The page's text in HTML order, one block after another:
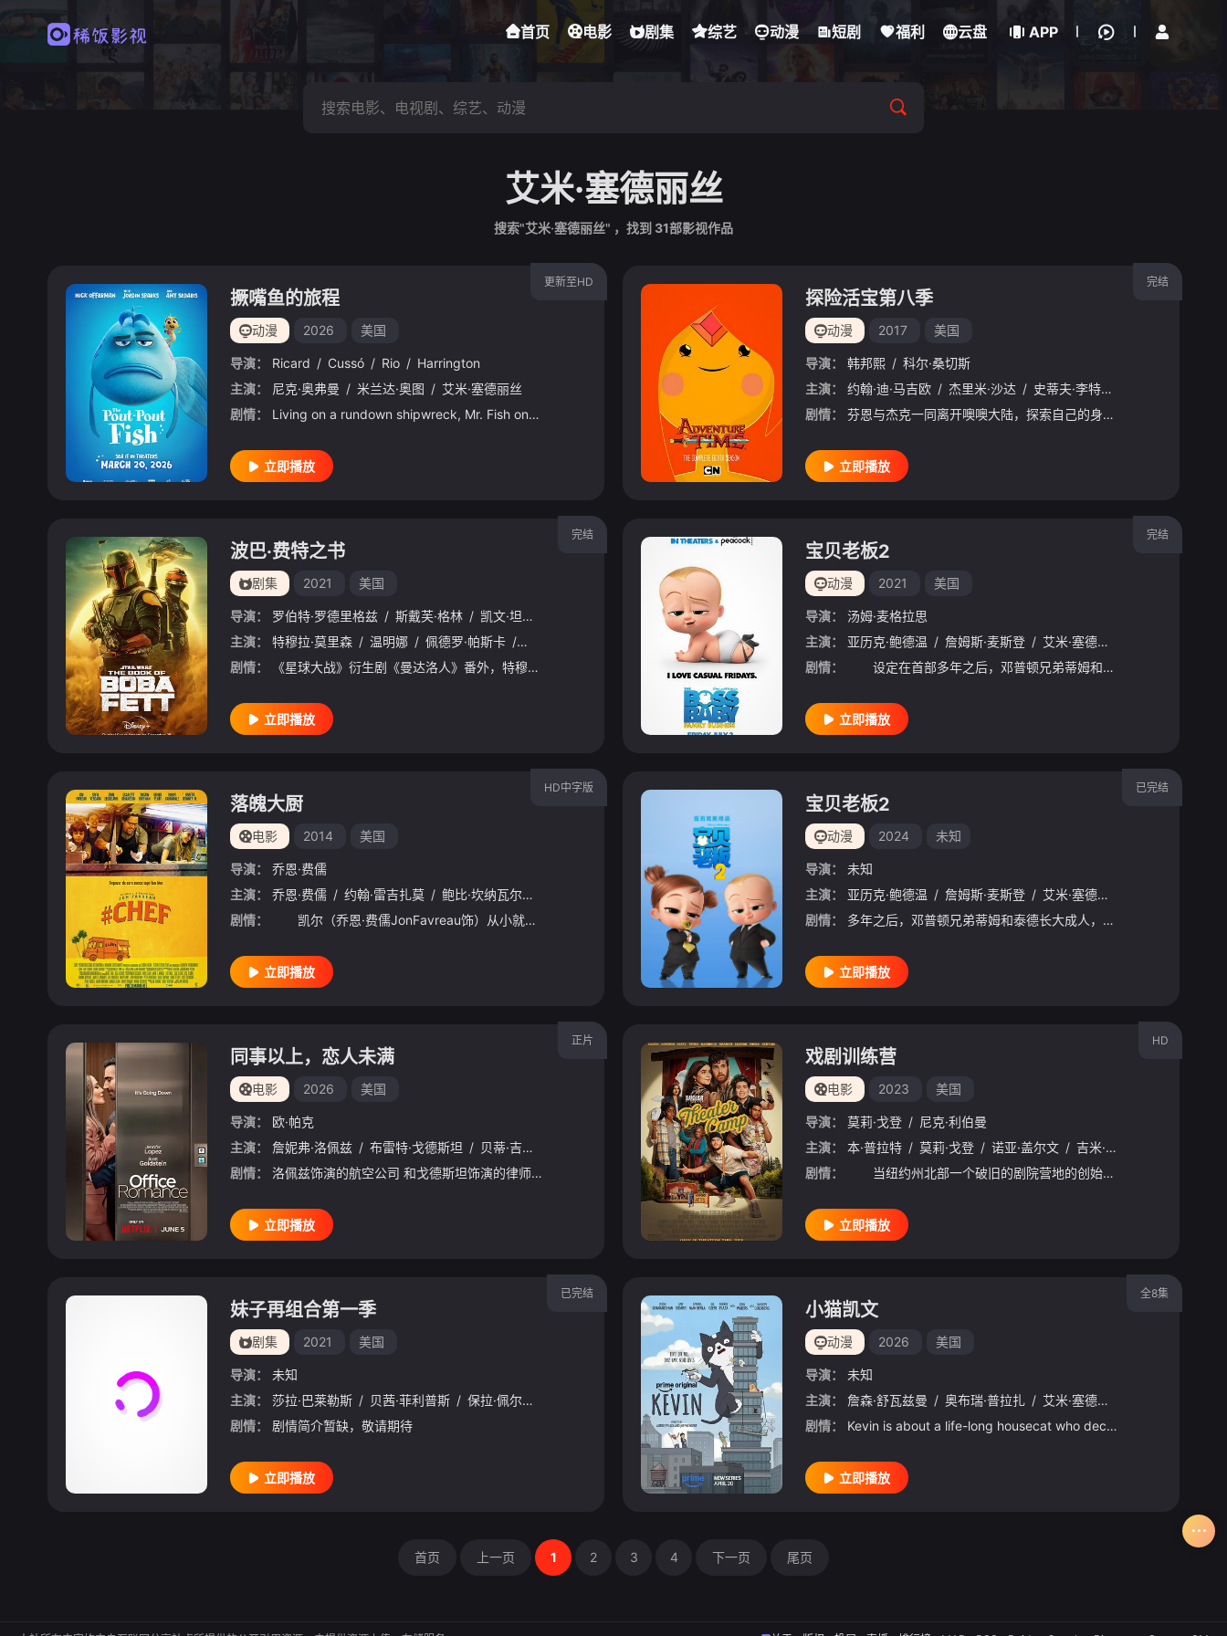
首页 电影 剧集 综艺 动漫 短剧 福利 云盘 APP
艾米·塞德丽丝
搜索"艾米·塞德丽丝" ，找到 31部影视作品
更新至HD
撅嘴鱼的旅程
动漫 2026 美国
导演： Ricard / Cussó / Rio / Harrington
主演：
尼克·奥弗曼 / 米兰达·奥图 / 艾米·塞德丽丝
剧情：
Living on a rundown shipwreck, Mr. Fish one day discovers a hyperactive young sea dragon Pip - who had mistaken his home for a junkyard - pilfering his belongings. The heated argument that ensues leaves both their houses in ruin. But there is hope. Embark
立即播放
完结
探险活宝第八季
动漫 2017 美国
导演： 韩邦熙 / 科尔·桑切斯
主演：
约翰·迪·马吉欧 / 杰里米·沙达 / 史蒂夫·李特 /
剧情：
芬恩与杰克一同离开噢噢大陆，探索自己的身世之谜。
立即播放
完结
波巴·费特之书
剧集 2021 美国
导演： 罗伯特·罗德里格兹 / 斯戴芙·格林 / 凯文·坦查隆 布莱丝·达拉斯·霍华德 / 戴夫·菲洛尼
主演：
特穆拉·莫里森 / 温明娜 / 佩德罗·帕斯卡 / 马克·哈米尔 / 索菲·撒切尔 乔丹·博尔格 / 科里·伯顿 / 大卫·帕斯奎斯 / 凯瑞·琼斯 /
剧情：
《星球大战》衍生剧《曼达洛人》番外，特穆拉·莫里森饰演的赏金猎人波巴·费特、温明娜饰演的Fennec Shand回归。贾巴死后，两人掌控了塔图因的犯罪世界，形势复杂，处处危机。致命饭局之上，波巴深
立即播放
完结
宝贝老板2
动漫 2021 美国
导演：
汤姆·麦格拉思
主演：
亚历克·鲍德温 / 詹姆斯·麦斯登 / 艾米·塞德丽丝
剧情：
设定在首部多年之后，邓普顿兄弟蒂姆和泰德长大成人，两人关系也逐渐疏远。蒂姆已婚已育，泰德是对冲基金的首席执行官，两人将因为一个有着先进方式和积极进取态度的新任“宝贝老板”重新联系在一起，激发出新的
立即播放
HD中字版
落魄大厨
电影 2014 美国
导演：
乔恩·费儒
主演：
乔恩·费儒 / 约翰·雷吉扎莫 / 鲍比·坎纳瓦尔 / 达斯汀·霍夫曼 / 索菲娅·维加拉 / 奥利弗·普莱特 / 艾米·塞德丽丝 / 小罗伯特·唐尼
剧情：
凯尔（乔恩·费儒JonFavreau饰）从小就展现出了过人的烹饪天赋，长大后，他成为了洛杉矶一家知名餐厅的当家大厨，然而，这份工作并没有能够带给凯尔快乐，也无法满足他在烹饪方面的理想与抱负，因为他
立即播放
已完结
宝贝老板2
动漫 2024 未知
导演：
未知
主演：
亚历克·鲍德温 / 詹姆斯·麦斯登 / 艾米·塞德丽丝
剧情：
多年之后，邓普顿兄弟蒂姆和泰德长大成人，两人关系也逐渐疏远。蒂姆已婚已育，泰德是对冲基金的首席执行官，两人将因为一个有着先进方式和积极进取态度的新任“宝贝老板”重新联系在一起，激发出新的家族企业。蒂姆和有“超级妈妈”之称的妻子卡罗尔及异常聪慧的7岁女儿塔比莎、刚出生超级可爱的婴儿蒂娜住在郊区，塔比莎是一所有威望的教育机构的尖子生，将叔叔泰德视为偶像，想成为他那样的人，但蒂姆担心她太过用功，导致无法过一个正常的童年。当蒂娜作为宝贝集团最高机密特工的真实身份曝光，目的是为了揭开塔比莎学校及其神秘创始人阿姆斯特
立即播放
正片
同事以上，恋人未满
电影 2026 美国
导演：
欧·帕克
主演：
詹妮弗·洛佩兹 / 布雷特·戈德斯坦 / 贝蒂·吉尔平 / 托尼·海尔 / 布莱德利·惠特福德 / 爱德华·詹姆斯·奥莫斯 丽萨·吉洛伊 格雷迪·埃尔德里奇
剧情：
洛佩兹饰演的航空公司 和戈德斯坦饰演的律师因职业合作的契机发展出了恋爱，而如果两人从心出发、不循规蹈矩，他们的工作可能被毁掉，要何去何从？
立即播放
HD
戏剧训练营
电影 2023 美国
导演： 莫莉·戈登 / 尼克·利伯曼
主演：
本·普拉特 / 莫莉·戈登 / 诺亚·盖尔文 / 吉米·塔特罗
剧情：
当纽约州北部一个破旧的剧院营地的创始人陷入昏迷时，古怪的工作人员必须与创始人的儿子团结起来，以维持营地的运转。
立即播放
已完结
妹子再组合第一季
剧集 2021 美国
导演：
未知
主演：
莎拉·巴莱勒斯 / 贝茜·菲利普斯 / 保拉·佩尔 / Daniel / Breaker / Erika Henningsen / 阿什利·朴 / 乔纳森·哈达里 / 安德鲁·兰内斯
剧情：
剧情简介暂缺，敬请期待
立即播放
全8集
小猫凯文
动漫 2026 美国
导演：
未知
主演：
詹森·舒瓦兹曼 / 奥布瑞·普拉扎 / 艾米·塞德丽丝
剧情：
Kevin is about a life-long housecat who decides that he doesn’t want to live with people anymore. Loosely inspired by a real break-up and the cat caught in the middle, Kevin dares to ask himself, “Is there a world where I don’t do the owner thing and am j
立即播放
首页 上一页 1 2 3 4 下一页 尾页